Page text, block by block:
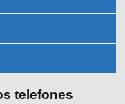
telefones